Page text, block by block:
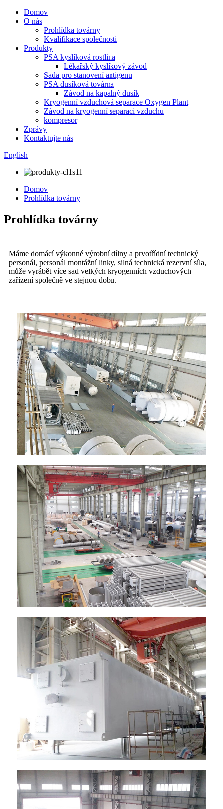
Domov
O nás
Prohlídka továrny
Kvalifikace společnosti
Produkty
PSA kyslíková rostlina
Lékařský kyslíkový závod
Sada pro stanovení antigenu
PSA dusíková továrna
Závod na kapalný dusík
Kryogenní vzduchová separace Oxygen Plant
Závod na kryogenní separaci vzduchu
kompresor
Zprávy
Kontaktujte nás
English
Domov
Prohlídka továrny
Prohlídka továrny
Máme domácí výkonné výrobní dílny a prvotřídní technický
personál, personál montážní linky, silná technická rezervní síla,
může vyrábět více sad velkých kryogenních vzduchových
zařízení společně ve stejnou dobu.